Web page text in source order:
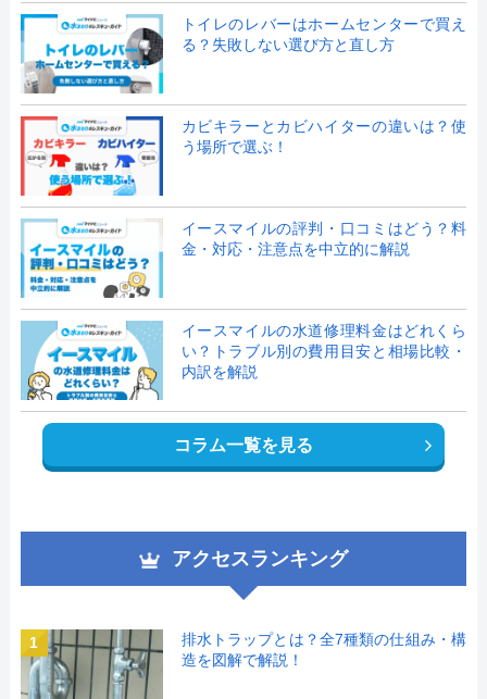
トイレのレバーはホームセンターで買え
る？失敗しない選び方と直し方
カビキラーとカビハイターの違いは？使
う場所で選ぶ！
イースマイルの評判・口コミはどう？料
金・対応・注意点を中立的に解説
イースマイルの水道修理料金はどれくら
い？トラブル別の費用目安と相場比較・
内訳を解説
コラム一覧を見る
アクセスランキング
1
排水トラップとは？全7種類の仕組み・構
造を図解で解説！